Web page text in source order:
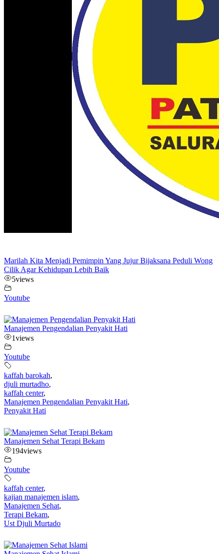
Marilah Kita Menjadi Pemimpin Yang Jujur Bijaksana Peduli Wong
Cilik Agar Kehidupan Lebih Baik
5views
Youtube
Manajemen Pengendalian Penyakit Hati
1views
Youtube
kaffah barokah,
djuli murtadho,
kaffah center,
Manajemen Pengendalian Penyakit Hati,
Penyakit Hati
Manajemen Sehat Terapi Bekam
194views
Youtube
kaffah center,
kajian manajemen islam,
Manajemen Sehat,
Terapi Bekam,
Ust Djuli Murtado